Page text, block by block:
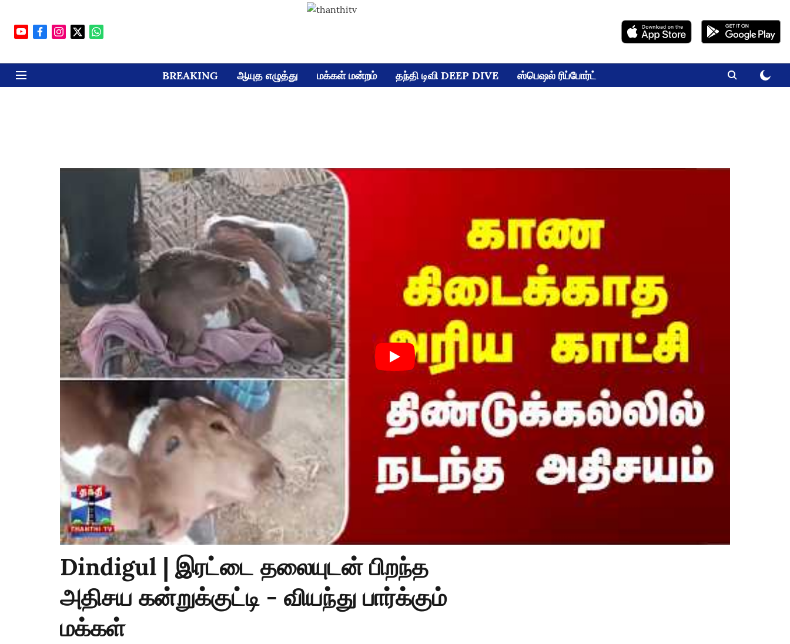
BREAKING ஆயுத எழுத்து மக்கள் மன்றம் தந்தி டிவி DEEP DIVE ஸ்பெஷல் ரிப்போர்ட்
Dindigul | இரட்டை தலையுடன் பிறந்த
அதிசய கன்றுக்குட்டி - வியந்து பார்க்கும்
மக்கள்